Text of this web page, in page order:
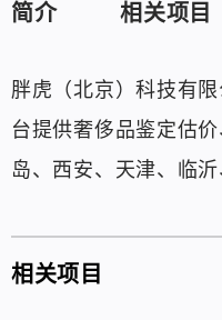
简介 相关项目
胖虎（北京）科技有
台提供奢侈品鉴定估
岛、西安、天津、临
相关项目